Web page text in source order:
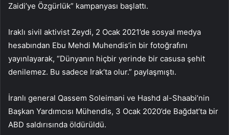
Zaidi’ye Özgürlük” kampanyası başlattı.
Iraklı sivil aktivist Zeydi, 2 Ocak 2021’de sosyal medya
hesabından Ebu Mehdi Muhendis’in bir fotoğrafını
yayınlayarak, “Dünyanın hiçbir yerinde bir casusa şehit
denilemez. Bu sadece Irak’ta olur.” paylaşmıştı.
İranlı general Qassem Soleimani ve Hashd al-Shaabi’nin
Başkan Yardımcısı Mühendis, 3 Ocak 2020’de Bağdat’ta bir
ABD saldırısında öldürüldü.